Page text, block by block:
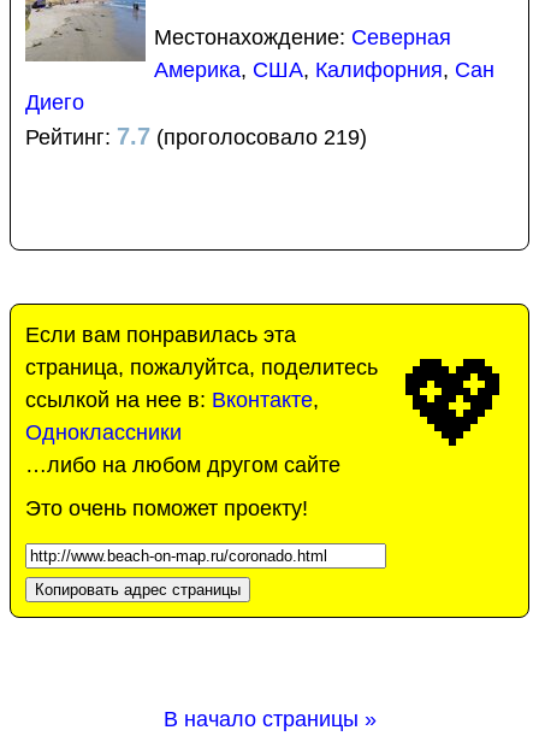
Местонахождение: Северная
Америка, США, Калифорния, Сан
Диего
Рейтинг: 7.7 (проголосовало 219)
💖
Если вам понравилась эта
страница, пожалуйтса, поделитесь
ссылкой на нее в: Вконтакте,
Одноклассники
…либо на любом другом сайте
Это очень поможет проекту!
Копировать адрес страницы
В начало страницы »